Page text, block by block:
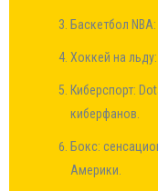
Баскетбол
Хоккей на
Киберспорт:
киберфанов.
Бокс:
Америки.